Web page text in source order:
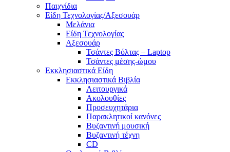
Παιχνίδια
Είδη Τεχνολογίας/Αξεσουάρ
Μελάνια
Είδη Τεχνολογίας
Αξεσουάρ
Τσάντες Βόλτας – Laptop
Τσάντες μέσης-ώμου
Εκκλησιαστικά Είδη
Εκκλησιαστικά Βιβλία
Λειτουργικά
Ακολουθίες
Προσευχητάρια
Παρακλητικοί κανόνες
Βυζαντινή μουσική
Βυζαντινή τέχνη
CD